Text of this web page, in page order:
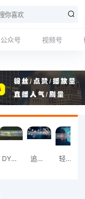
公众号 视频号
DY刷业务新模式：体验全新的自助下单流程 追求高效的业务管理？来DY平台试试自助下 轻松管理业务，从DY自助下单平台开始。